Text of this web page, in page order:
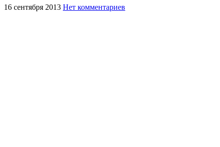
16 сентября 2013 Нет комментариев